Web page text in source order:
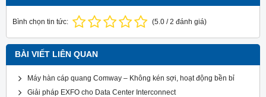
Bình chọn tin tức: (5.0 /2 đánh giá)
BÀI VIẾT LIÊN QUAN
Máy hàn cáp quang Comway – Không kén sợi, hoạt động bền bỉ
Giải pháp EXFO cho Data Center Interconnect